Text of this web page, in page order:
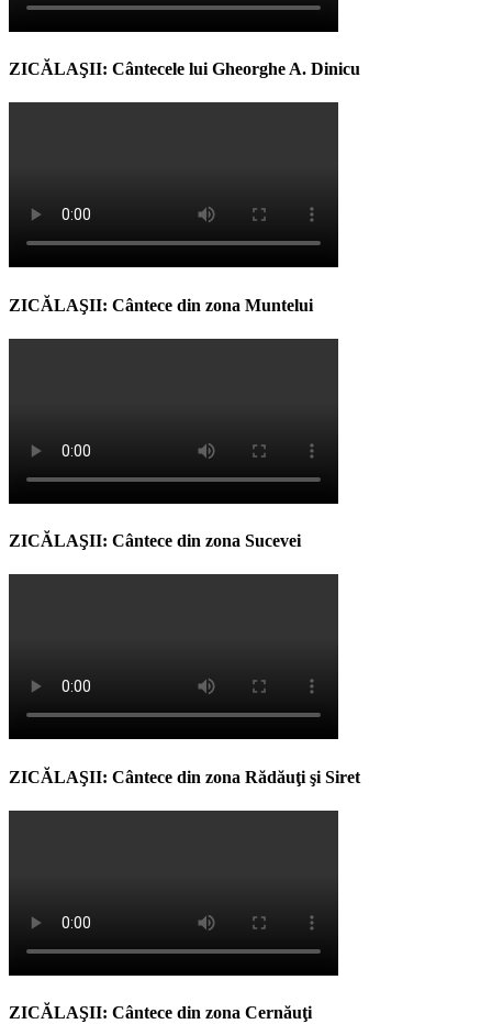
ZICĂLAŞII: Cântecele lui Gheorghe A. Dinicu
ZICĂLAŞII: Cântece din zona Muntelui
ZICĂLAŞII: Cântece din zona Sucevei
ZICĂLAŞII: Cântece din zona Rădăuţi şi Siret
ZICĂLAŞII: Cântece din zona Cernăuţi